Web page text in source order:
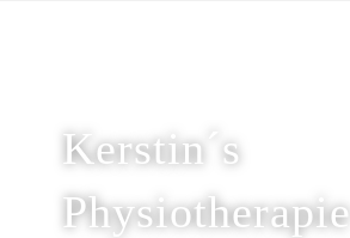
Kerstin´s
Physiotherapie